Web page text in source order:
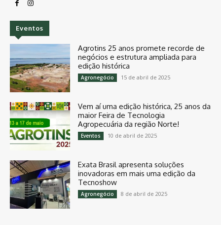
Eventos
Agrotins 25 anos promete recorde de
negócios e estrutura ampliada para
edição histórica
Agronegócio 15 de abril de 2025
Vem aí uma edição histórica, 25 anos da
maior Feira de Tecnologia
Agropecuária da região Norte!
Eventos 10 de abril de 2025
Exata Brasil apresenta soluções
inovadoras em mais uma edição da
Tecnoshow
Agronegócio 8 de abril de 2025